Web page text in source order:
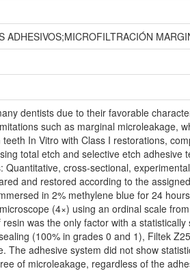
ADHESIVOS;MICROFILTRACIÓN
dentists due to their favorable
such as marginal microleakage,
In Vitro with Class I restorations,
total etch and selective etch adhesive
cross-sectional,
and restored according to the
in 2% methylene blue for 24
(4×) using an ordinal scale
was the only factor with a statistically
(100% in grades 0 and 1), Filtek
adhesive system did not show
of microleakage, regardless of the